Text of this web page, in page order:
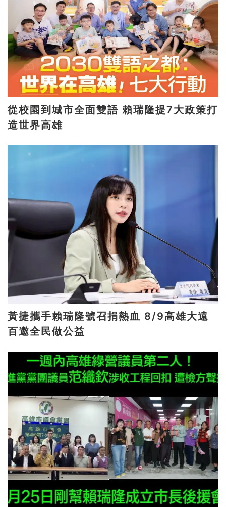
從校園到城市全面雙語 賴瑞隆提7大政策打
造世界高雄
黃捷攜手賴瑞隆號召捐熱血 8/9高雄大遠
百邀全民做公益